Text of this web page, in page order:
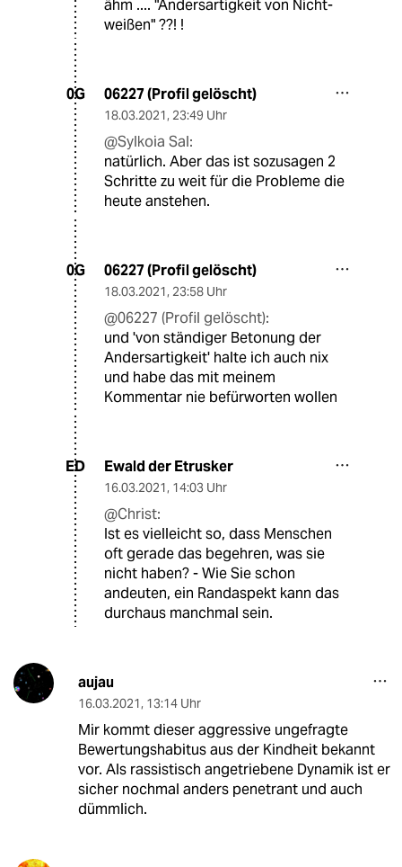
ähm .... "Andersartigkeit von Nicht-
weißen" ??! !
0G 06227 (Profil gelöscht)
18.03.2021, 23:49 Uhr
@Sylkoia Sal:
natürlich. Aber das ist sozusagen 2
Schritte zu weit für die Probleme die
heute anstehen.
0G 06227 (Profil gelöscht)
18.03.2021, 23:58 Uhr
@06227 (Profil gelöscht):
und 'von ständiger Betonung der
Andersartigkeit' halte ich auch nix
und habe das mit meinem
Kommentar nie befürworten wollen
ED Ewald der Etrusker
16.03.2021, 14:03 Uhr
@Christ:
Ist es vielleicht so, dass Menschen
oft gerade das begehren, was sie
nicht haben? - Wie Sie schon
andeuten, ein Randaspekt kann das
durchaus manchmal sein.
aujau
16.03.2021, 13:14 Uhr
Mir kommt dieser aggressive ungefragte
Bewertungshabitus aus der Kindheit bekannt
vor. Als rassistisch angetriebene Dynamik ist er
sicher nochmal anders penetrant und auch
dümmlich.